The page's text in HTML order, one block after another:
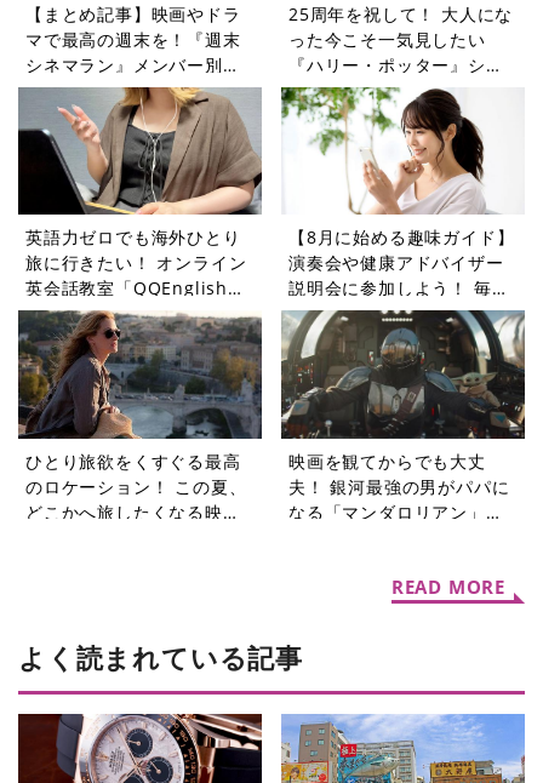
【まとめ記事】映画やドラ
マで最高の週末を！『週末
シネマラン』メンバー別お
すすめガイド
25周年を祝して！ 大人にな
った今こそ一気見したい
『ハリー・ポッター』シリ
ーズ【週末シネマラン
#75】
英語力ゼロでも海外ひとり
旅に行きたい！ オンライン
英会話教室「QQEnglish」
に挑戦してみた
【8月に始める趣味ガイド】
演奏会や健康アドバイザー
説明会に参加しよう！ 毎日
の暮らしに変化をもたらす
ピーティックスイベント5選
ひとり旅欲をくすぐる最高
のロケーション！ この夏、
どこかへ旅したくなる映画3
映画を観てからでも大丈
夫！ 銀河最強の男がパパに
なる「マンダロリアン」シ
READ MORE
よく読まれている記事